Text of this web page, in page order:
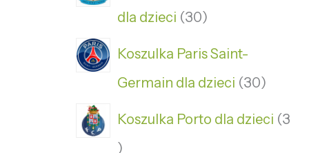
dla dzieci 30
Koszulka Paris Saint-
Germain dla dzieci 30
Koszulka Porto dla dzieci 3